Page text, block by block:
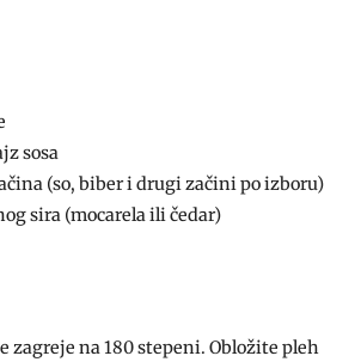
sosa
(so, biber i drugi začini po izboru)
sira (mocarela ili čedar)
zagreje na 180 stepeni. Obložite pleh